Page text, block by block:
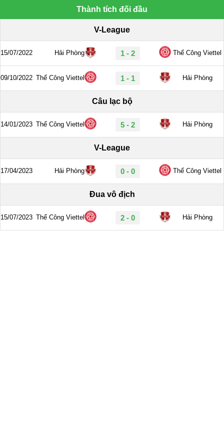
Thành tích đối đầu
V-League
15/07/2022 Hải Phòng 1 - 2 Thể Công Viettel
09/10/2022 Thể Công Viettel 1 - 1 Hải Phòng
Câu lạc bộ
14/01/2023 Thể Công Viettel 5 - 2 Hải Phòng
V-League
17/04/2023 Hải Phòng 0 - 0 Thể Công Viettel
Đua vô địch
15/07/2023 Thể Công Viettel 2 - 0 Hải Phòng